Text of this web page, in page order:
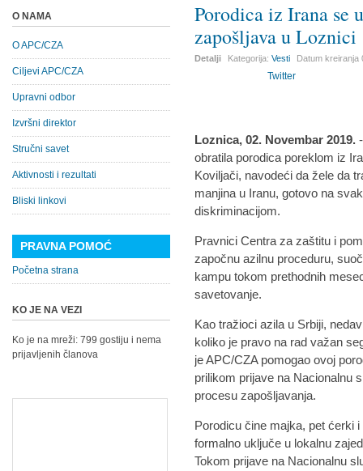
Porodica iz Irana se
zapošljava u Loznici
Detalji Kategorija:Vesti Datum kreiranja
Twitter
Loznica, 02. Novembar 2019.
obratila porodica poreklom iz
Koviljači, navodeći da žele da
manjina u Iranu, gotovo na
diskriminacijom.
Pravnici Centra za zaštitu i
započnu azilnu proceduru,
kampu tokom prethodnih
savetovanje.
Kao tražioci azila u Srbiji,
koliko je pravo na rad važan
je APC/CZA pomogao ovoj
prilikom prijave na Nacionalnu
procesu zapošljavanja.
Porodicu čine majka, pet ćerki
formalno uključe u lokalnu
Tokom prijave na Nacionalnu
O NAMA
O APC/CZA
Ciljevi APC/CZA
Upravni odbor
Izvršni direktor
Stručni savet
Aktivnosti i rezultati
Bliski linkovi
PRAVNA POMOĆ
Početna strana
KO JE NA VEZI
Ko je na mreži: 799 gostiju i nema
prijavljenih članova